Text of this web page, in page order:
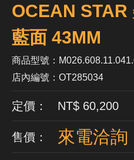
OCEAN STAR
藍面 43MM
商品型號：
店內編號：OT285034
定價： NT$ 60,200
售價： 來電洽詢